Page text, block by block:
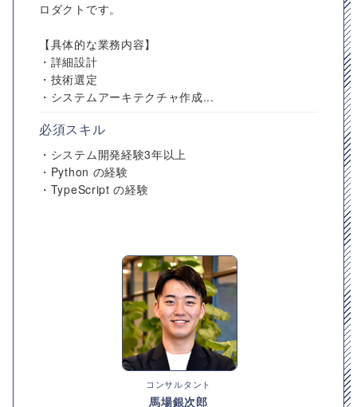
ロダクトです。
【具体的な業務内容】
・詳細設計
・技術選定
・システムアーキテクチャ作成...
必須スキル
・システム開発経験3年以上
・Python の経験
・TypeScript の経験
コンサルタント
馬場銀次郎